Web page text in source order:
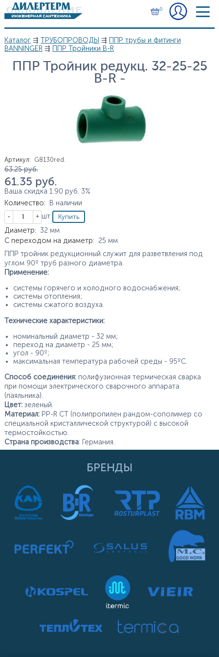
Перейти к основному содержанию
0
Вы здесь
Каталог⇶ ТРУБОПРОВОДЫ ⇶ ППР трубы и фитинги
BANNINGER⇶ ППР Тройники B-R
ППР Тройник редукц. 32-25-25
B-R -
Артикул: G8130red.
Цена
63.25 руб.
61.35 руб.
Ваша скидка 1.90 руб. 3%
Количество:
В наличии
Кол-во
шт
Характеристики
Диаметр: 32 мм
С переходом на диаметр: 25 мм
ППР тройник редукционный служит для разветвления под
углом 90º труб разного диаметра.
Применение:
системы горячего и холодного водоснабжения;
системы отопления;
системы сжатого воздуха.
Технические характеристики:
номинальный диаметр - 32 мм;
переход на диаметр - 25 мм;
угол - 90º;
максимальная температура рабочей среды - 95ºС.
Способ соединения:полифузионная термическая сварка
при помощи электрического сварочного аппарата
(паяльника).
Цвет:зеленый.
Материал:PP-R CT (полипропилен рандом-сополимер со
специальной кристаллической структурой) с высокой
термостойкостью.
Страна производства: Германия.
БРЕНДЫ